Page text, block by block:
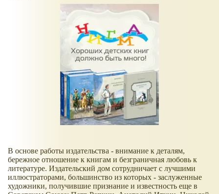
В основе работы издательства - внимание к деталям,
бережное отношение к книгам и безграничная любовь к
литературе. Издательский дом сотрудничает с лучшими
иллюстраторами, большинство из которых - заслуженные
художники, получившие признание и известность еще в